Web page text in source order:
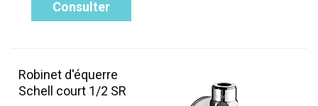
Consulter
Robinet d'équerre
Schell court 1/2 SR